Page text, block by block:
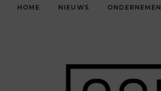
HOME NIEUWS ONDERNEMEN